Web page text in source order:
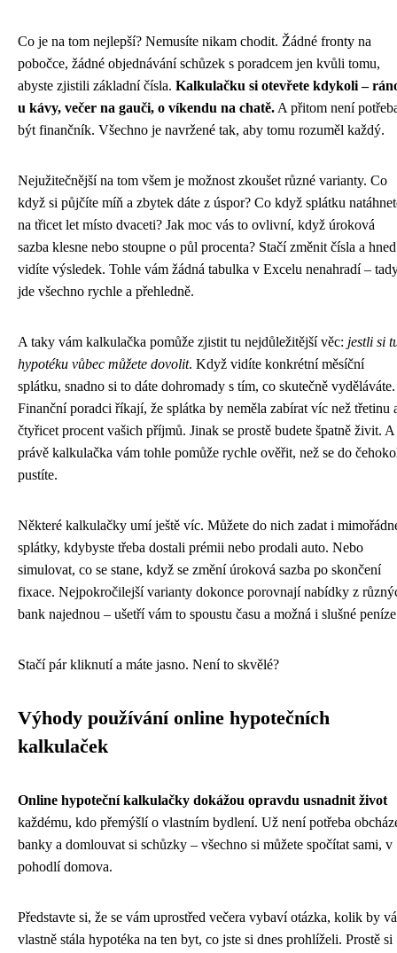
Co je na tom nejlepší? Nemusíte nikam chodit. Žádné fronty na
pobočce, žádné objednávání schůzek s poradcem jen kvůli tomu,
abyste zjistili základní čísla. Kalkulačku si otevřete kdykoli –
u kávy, večer na gauči, o víkendu na chatě. A přitom není
být finančník. Všechno je navržené tak, aby tomu rozuměl každý.
Nejužitečnější na tom všem je možnost zkoušet různé varianty. Co
když si půjčíte míň a zbytek dáte z úspor? Co když splátku
na třicet let místo dvaceti? Jak moc vás to ovlivní, když úroková
sazba klesne nebo stoupne o půl procenta? Stačí změnit čísla a hned
vidíte výsledek. Tohle vám žádná tabulka v Excelu nenahradí –
jde všechno rychle a přehledně.
A taky vám kalkulačka pomůže zjistit tu nejdůležitější věc: jestli si
hypotéku vůbec můžete dovolit. Když vidíte konkrétní měsíční
splátku, snadno si to dáte dohromady s tím, co skutečně vyděláváte.
Finanční poradci říkají, že splátka by neměla zabírat víc než třetinu
čtyřicet procent vašich příjmů. Jinak se prostě budete špatně živit. A
právě kalkulačka vám tohle pomůže rychle ověřit, než se do
pustíte.
Některé kalkulačky umí ještě víc. Můžete do nich zadat i
splátky, kdybyste třeba dostali prémii nebo prodali auto. Nebo
simulovat, co se stane, když se změní úroková sazba po skončení
fixace. Nejpokročilejší varianty dokonce porovnají nabídky z
bank najednou – ušetří vám to spoustu času a možná i slušné
Stačí pár kliknutí a máte jasno. Není to skvělé?
Výhody používání online hypotečních
kalkulaček
Online hypoteční kalkulačky dokážou opravdu usnadnit život
každému, kdo přemýšlí o vlastním bydlení. Už není potřeba
banky a domlouvat si schůzky – všechno si můžete spočítat sami, v
pohodlí domova.
Představte si, že se vám uprostřed večera vybaví otázka, kolik by
vlastně stála hypotéka na ten byt, co jste si dnes prohlíželi. Prostě si